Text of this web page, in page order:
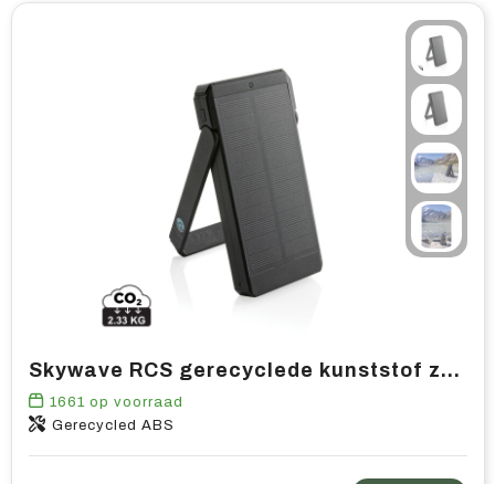
Skywave RCS gerecyclede kunststof zonne-powerbank 10000 mAh
1661 op voorraad
Gerecycled ABS